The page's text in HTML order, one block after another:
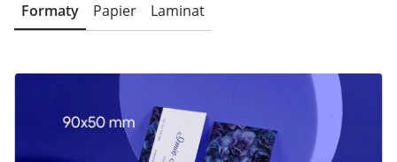
Formaty Papier Laminat